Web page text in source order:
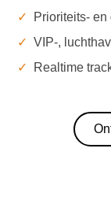
✓
Prioriteits-
✓
VIP-,
✓
Realtime